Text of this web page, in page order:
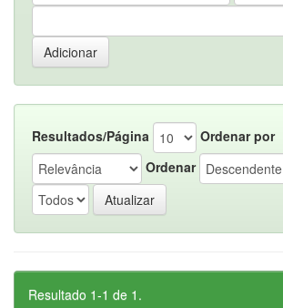
Resultados/Página
Ordenar por
Ordenar
Resultado 1-1 de 1.